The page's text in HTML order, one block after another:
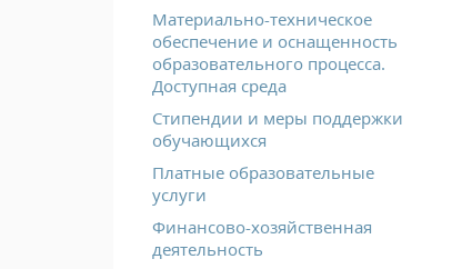
Материально-техническое
обеспечение и оснащенность
образовательного процесса.
Доступная среда
Стипендии и меры поддержки
обучающихся
Платные образовательные
услуги
Финансово-хозяйственная
деятельность